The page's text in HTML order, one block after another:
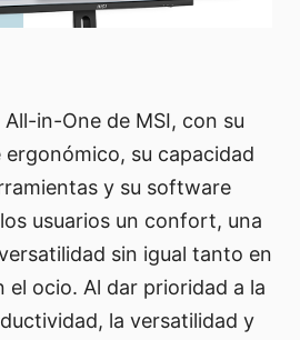
All-in-One de MSI, con su
su capacidad
y su software
usuarios un confort, una
sin igual tanto en
el ocio. Al dar prioridad a la
la versatilidad y